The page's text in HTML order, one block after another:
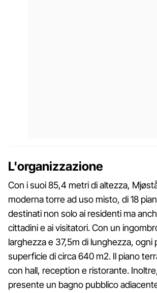
L'organizzazione
Con i suoi 85,4 metri di altezza,
moderna torre ad uso misto, di 18
destinati non solo ai residenti ma
cittadini e ai visitatori. Con un
larghezza e 37,5m di lunghezza, ogni
superficie di circa 640 m2. Il piano
con hall, reception e ristorante.
presente un bagno pubblico